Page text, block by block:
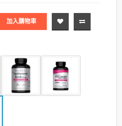
加入購物車